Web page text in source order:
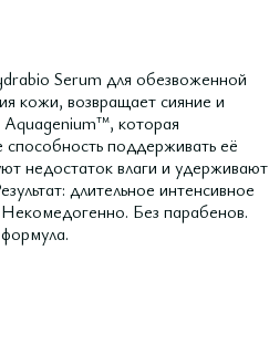
Serum для обезвоженной
кожи, возвращает сияние и
Aquagenium™, которая
способность поддерживать её
недостаток влаги и удерживают
длительное интенсивное
Некомедогенно. Без парабенов.